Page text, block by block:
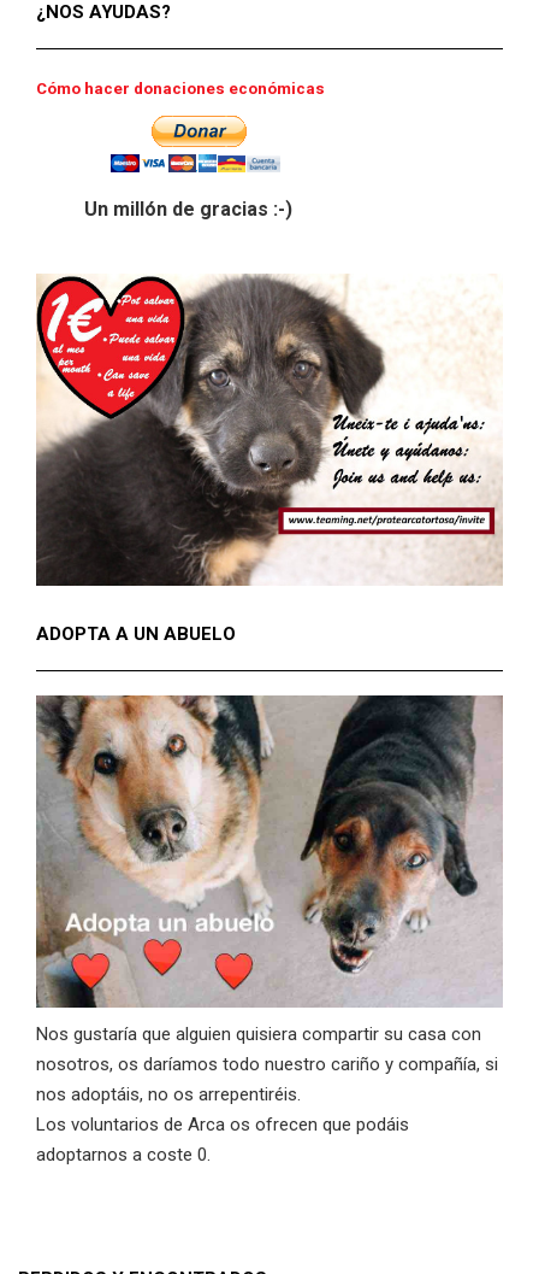
¿NOS AYUDAS?
Cómo hacer donaciones económicas
Un millón de gracias :-)
ADOPTA A UN ABUELO
Nos gustaría que alguien quisiera compartir su casa con
nosotros, os daríamos todo nuestro cariño y compañía, si
nos adoptáis, no os arrepentiréis.
Los voluntarios de Arca os ofrecen que podáis
adoptarnos a coste 0.